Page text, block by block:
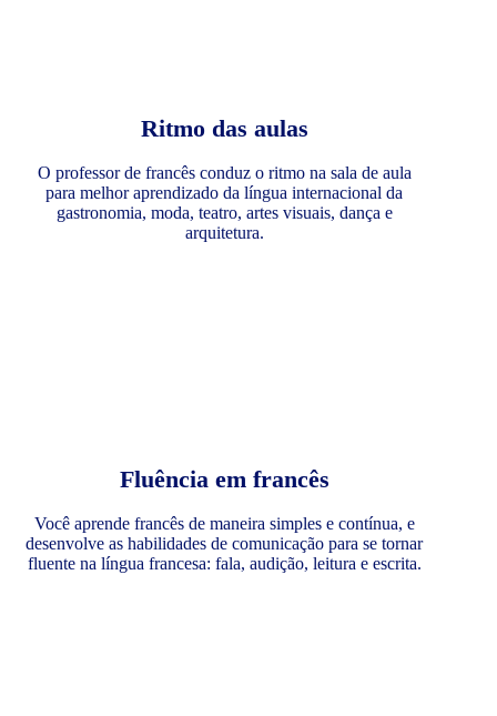
Ritmo das aulas
O professor de francês conduz o ritmo na sala de aula
para melhor aprendizado da língua internacional da
gastronomia, moda, teatro, artes visuais, dança e
arquitetura.
Fluência em francês
Você aprende francês de maneira simples e contínua, e
desenvolve as habilidades de comunicação para se tornar
fluente na língua francesa: fala, audição, leitura e escrita.